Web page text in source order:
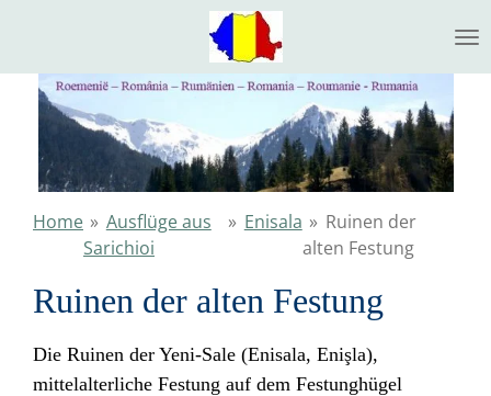
naar
hoofdinhoud
Home » Ausflüge aus
Sarichioi
» Enisala » Ruinen der
alten Festung
Ruinen der alten Festung
Die Ruinen der Yeni-Sale (Enisala, Enişla),
mittelalterliche Festung auf dem Festunghügel